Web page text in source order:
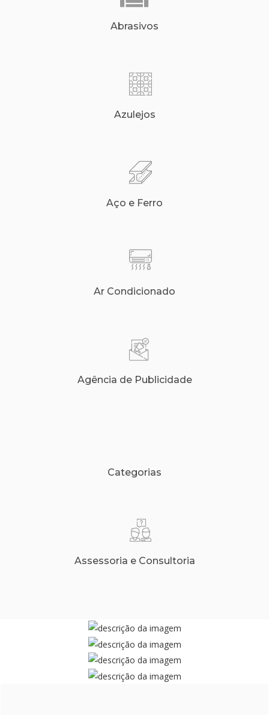
Abrasivos
Azulejos
Aço e Ferro
Ar Condicionado
Agência de Publicidade
Categorias
Assessoria e Consultoria